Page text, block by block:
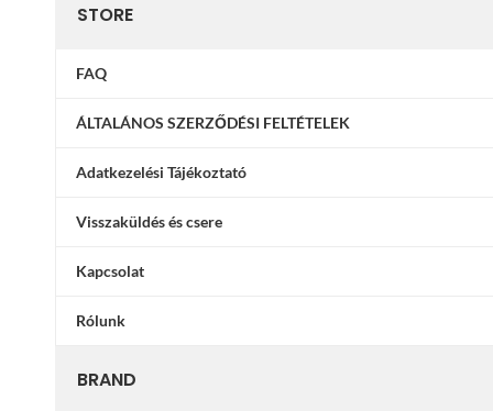
STORE
FAQ
ÁLTALÁNOS SZERZŐDÉSI FELTÉTELEK
Adatkezelési Tájékoztató
Visszaküldés és csere
Kapcsolat
Rólunk
BRAND